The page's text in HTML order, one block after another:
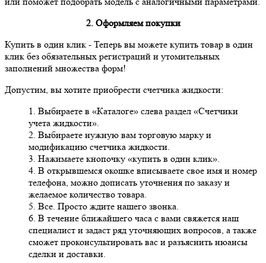
2. Оформляем покупки
Купить в один клик - Теперь вы можете купить товар в один
клик без обязательных регистраций и утомительных
заполнений множества форм!
Допустим, вы хотите приобрести счетчика жидкости:
1. Выбираете в «Каталоге» слева раздел «Счетчики
учета жидкости».
2. Выбираете нужную вам торговую марку и
модификацию счетчика жидкости.
3. Нажимаете кнопочку «купить в один клик».
4. В открывшемся окошке вписываете свое имя и номер
телефона, можно дописать уточнения по заказу и
желаемое количество товара.
5. Все. Просто ждите нашего звонка.
6. В течение ближайшего часа с вами свяжется наш
специалист и задаст ряд уточняющих вопросов, а также
сможет проконсультировать вас и разъяснить нюансы
сделки и доставки.